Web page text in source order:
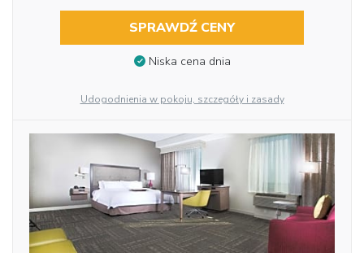
SPRAWDŹ CENY
Niska cena dnia
Udogodnienia w pokoju, szczegóły i zasady